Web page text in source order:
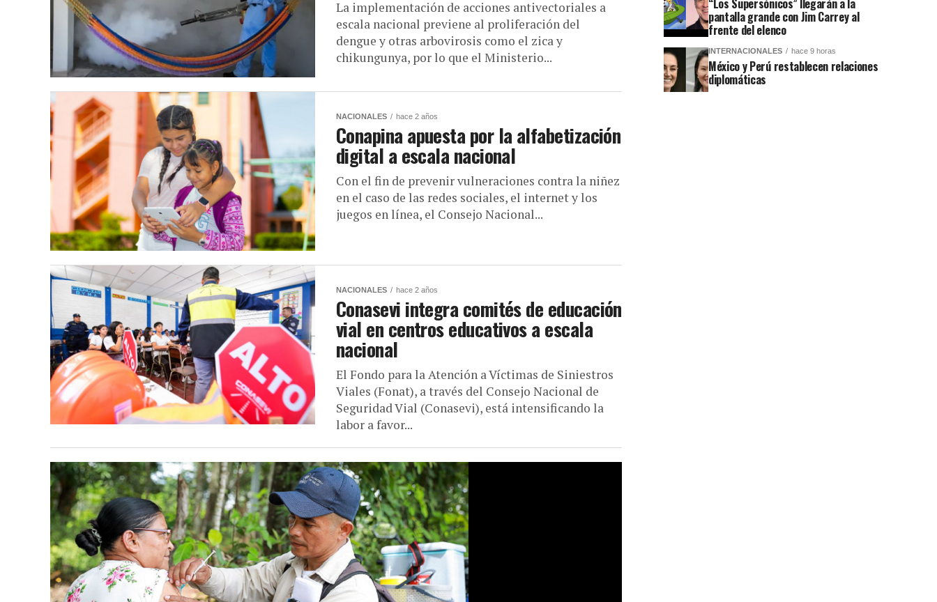
La implementación de acciones antivectoriales a
escala nacional previene al proliferación del
dengue y otras arbovirosis como el zica y
chikungunya, por lo que el Ministerio...
NACIONALES hace 2 años
Conapina apuesta por la alfabetización
digital a escala nacional
Con el fin de prevenir vulneraciones contra la niñez
en el caso de las redes sociales, el internet y los
juegos en línea, el Consejo Nacional...
NACIONALES hace 2 años
Conasevi integra comités de educación
vial en centros educativos a escala
nacional
El Fondo para la Atención a Víctimas de Siniestros
Viales (Fonat), a través del Consejo Nacional de
Seguridad Vial (Conasevi), está intensificando la
labor a favor...
“Los Supersónicos” llegarán a la
pantalla grande con Jim Carrey al
frente del elenco
INTERNACIONALES hace 9 horas
México y Perú restablecen relaciones
diplomáticas